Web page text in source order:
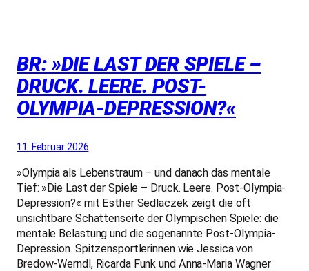
BR: »DIE LAST DER SPIELE –
DRUCK. LEERE. POST-
OLYMPIA-DEPRESSION?«
11. Februar 2026
»Olympia als Lebenstraum – und danach das mentale
Tief: »Die Last der Spiele – Druck. Leere. Post-Olympia-
Depression?« mit Esther Sedlaczek zeigt die oft
unsichtbare Schattenseite der Olympischen Spiele: die
mentale Belastung und die sogenannte Post-Olympia-
Depression. Spitzensportlerinnen wie Jessica von
Bredow-Werndl, Ricarda Funk und Anna-Maria Wagner